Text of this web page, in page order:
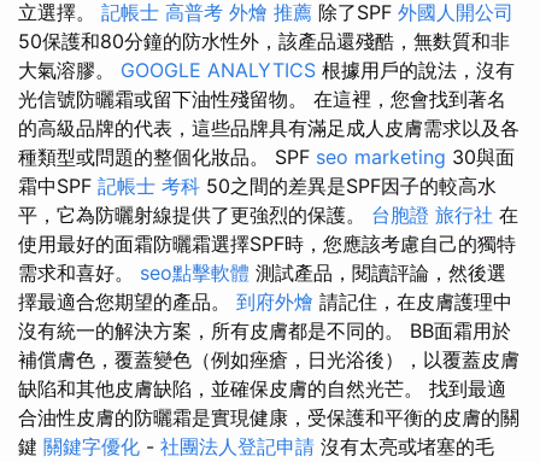
立選擇。 記帳士 高普考 外燴 推薦 除了SPF 外國人開公司
50保護和80分鐘的防水性外，該產品還殘酷，無麩質和非
大氣溶膠。 GOOGLE ANALYTICS 根據用戶的說法，沒有
光信號防曬霜或留下油性殘留物。 在這裡，您會找到著名
的高級品牌的代表，這些品牌具有滿足成人皮膚需求以及各
種類型或問題的整個化妝品。 SPF seo marketing 30與面
霜中SPF 記帳士 考科 50之間的差異是SPF因子的較高水
平，它為防曬射線提供了更強烈的保護。 台胞證 旅行社 在
使用最好的面霜防曬霜選擇SPF時，您應該考慮自己的獨特
需求和喜好。 seo點擊軟體 測試產品，閱讀評論，然後選
擇最適合您期望的產品。 到府外燴 請記住，在皮膚護理中
沒有統一的解決方案，所有皮膚都是不同的。 BB面霜用於
補償膚色，覆蓋變色（例如痤瘡，日光浴後），以覆蓋皮膚
缺陷和其他皮膚缺陷，並確保皮膚的自然光芒。 找到最適
合油性皮膚的防曬霜是實現健康，受保護和平衡的皮膚的關
鍵 關鍵字優化 - 社團法人登記申請 沒有太亮或堵塞的毛